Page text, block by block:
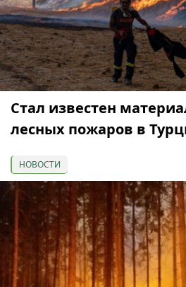
Стал известен
лесных пожаров в
НОВОСТИ